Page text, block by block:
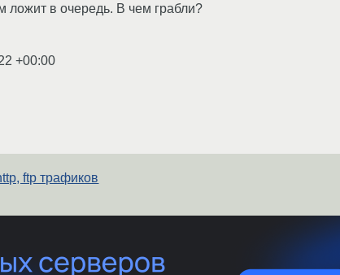
ложит в очередь. В чем грабли?
+00:00
ftp трафиков